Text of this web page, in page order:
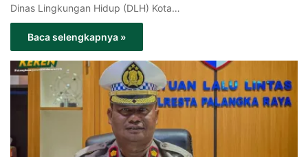
Dinas Lingkungan Hidup (DLH) Kota…
Baca selengkapnya »